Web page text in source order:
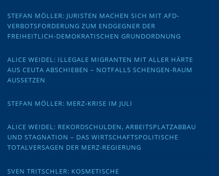
STEFAN MÖLLER: JURISTEN MACHEN SICH MIT AFD-
VERBOTSFORDERUNG ZUM ENDGEGNER DER
FREIHEITLICH-DEMOKRATISCHEN GRUNDORDNUNG
ALICE WEIDEL: ILLEGALE MIGRANTEN MIT ALLER HÄRTE
AUS CEUTA ABSCHIEBEN – NOTFALLS SCHENGEN-RAUM
AUSSETZEN
STEFAN MÖLLER: MERZ-KRISE IM JULI
ALICE WEIDEL: REKORDSCHULDEN, ARBEITSPLATZABBAU
UND STAGNATION – DAS WIRTSCHAFTSPOLITISCHE
TOTALVERSAGEN DER MERZ-REGIERUNG
SVEN TRITSCHLER: KOSMETISCHE